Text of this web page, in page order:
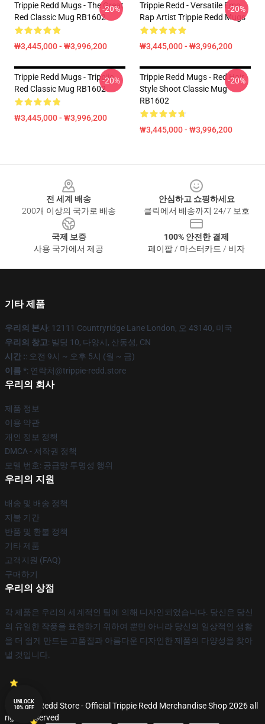
Trippie Redd Mugs - The Great
Red Classic Mug RB1602
₩3,445,000 - ₩3,996,200
-20%
Trippie Redd - Versatile Emo
Rap Artist Trippie Redd Mugs
₩3,445,000 - ₩3,996,200
-20%
Trippie Redd Mugs - Trippiie
Red Classic Mug RB1602
₩3,445,000 - ₩3,996,200
-20%
Trippie Redd Mugs - Red Hair
Style Shoot Classic Mug
RB1602
₩3,445,000 - ₩3,996,200
-20%
전 세계 배송
200개 이상의 국가로 배송
안심하고 쇼핑하세요
클릭에서 배송까지 24/7 보호
국제 보증
사용 국가에서 제공
100% 안전한 결제
페이팔 / 마스터카드 / 비자
기타 제품
우리의 본사: 12111 Countryridge Lane London, 오 43140, 미국
우리의 창고: 빌딩 10, 다양시, 산동성, CN
시간 :: 오전 9시 ~ 오후 5시 (월 ~ 금)
이름 *: 연락처@trippie-redd.store
우리의 회사
제품 정보
이용 약관
개인 정보 정책
DMCA - 저작권 정책
모델 번호: 공급망 투명성 행위
우리의 지원
배송 및 배송 정책
지불 기간
반품 및 환불 정책
기타 제품
고객지원 (FAQ)
구매하기
우리의 상점
각 제품은 우리의 세계적인 팀에 의해 디자인되었습니다. 당신은 당신
의 유일한 작풍을 표현하기 위하여 뿐만 아니라 당신의 일상적인 생활
을 더 쉽게 만드는 고품질과 아름다운 디자인한 제품의 다양성을 찾아
낼 것입니다.
© Trippie Redd Store - Official Trippie Redd Merchandise Shop 2026 all
rights reserved
UNLOCK
10% OFF